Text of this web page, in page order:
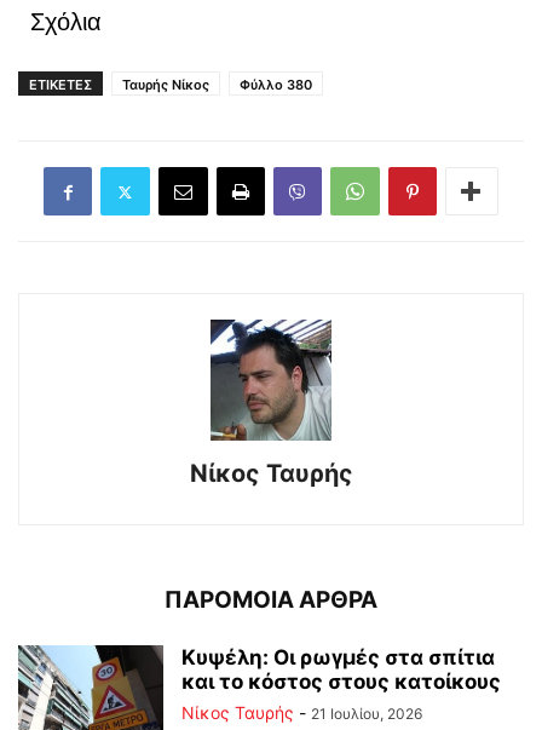
Σχόλια
ΕΤΙΚΕΤΕΣ Ταυρής Νίκος Φύλλο 380
Νίκος Ταυρής
ΠΑΡΟΜΟΙΑ ΑΡΘΡΑ
Κυψέλη: Οι ρωγμές στα σπίτια
και το κόστος στους κατοίκους
Νίκος Ταυρής - 21 Ιουλίου, 2026